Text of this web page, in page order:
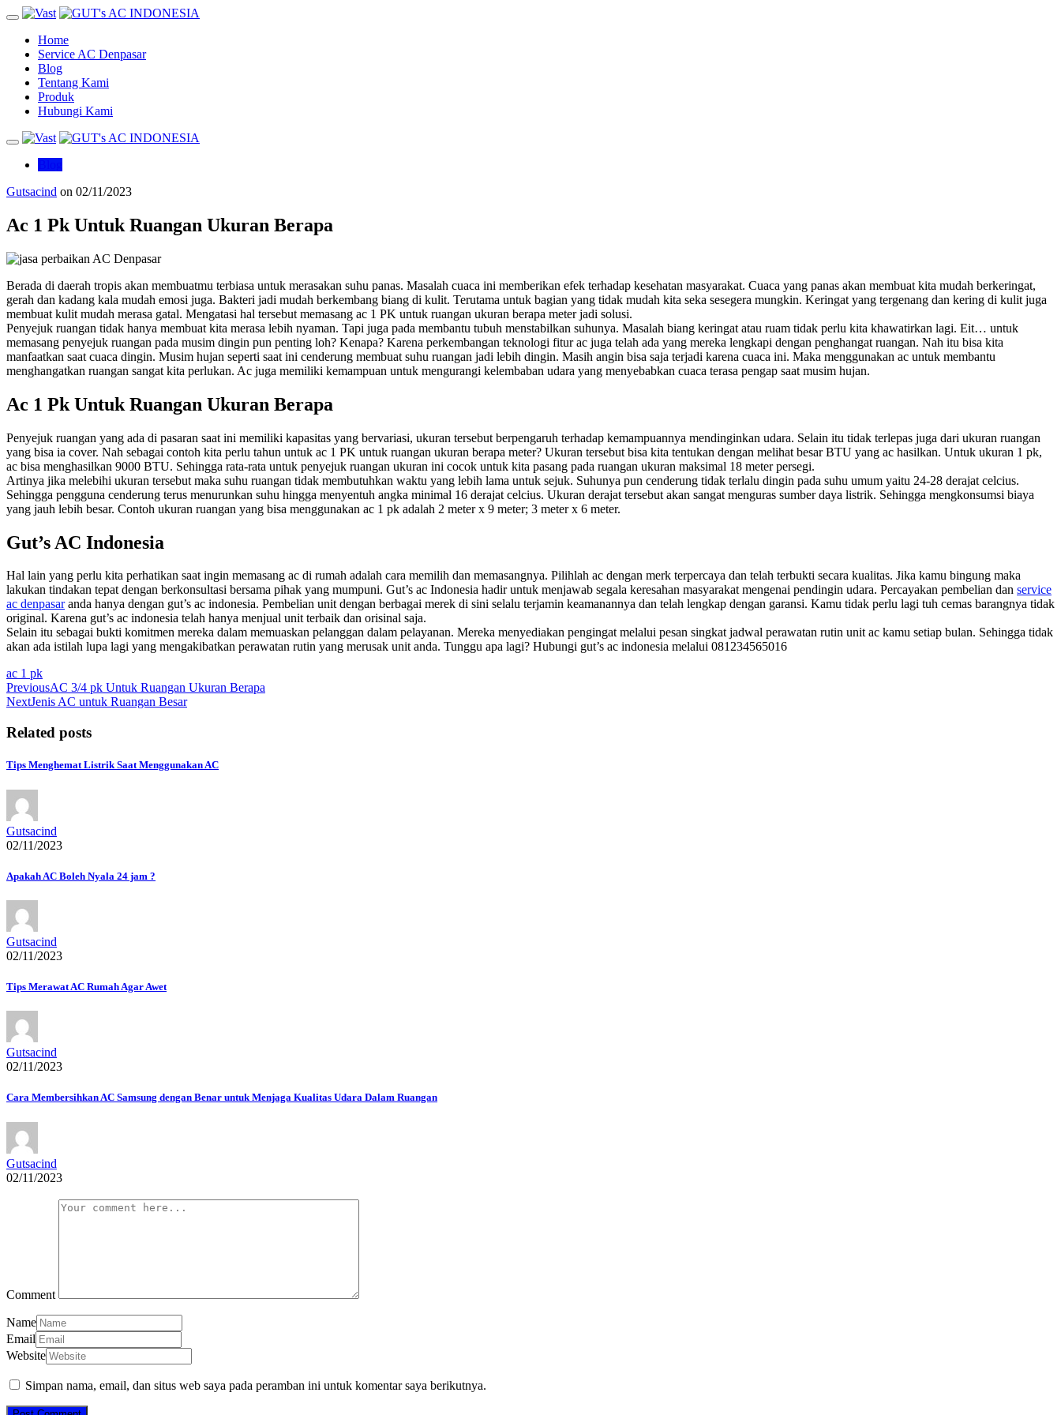
Home
Service AC Denpasar
Blog
Tentang Kami
Produk
Hubungi Kami
Gutsacind on 02/11/2023
Ac 1 Pk Untuk Ruangan Ukuran Berapa
Berada di daerah tropis akan membuatmu terbiasa untuk merasakan suhu panas. Masalah cuaca ini memberikan efek terhadap kesehatan masyarakat. Cuaca yang panas akan membuat kita mudah berkeringat,
gerah dan kadang kala mudah emosi juga. Bakteri jadi mudah berkembang biang di kulit. Terutama untuk bagian yang tidak mudah kita seka sesegera mungkin. Keringat yang tergenang dan kering di kulit juga
membuat kulit mudah merasa gatal. Mengatasi hal tersebut memasang ac 1 PK untuk ruangan ukuran berapa meter jadi solusi.
Penyejuk ruangan tidak hanya membuat kita merasa lebih nyaman. Tapi juga pada membantu tubuh menstabilkan suhunya. Masalah biang keringat atau ruam tidak perlu kita khawatirkan lagi. Eit… untuk
memasang penyejuk ruangan pada musim dingin pun penting loh? Kenapa? Karena perkembangan teknologi fitur ac juga telah ada yang mereka lengkapi dengan penghangat ruangan. Nah itu bisa kita
manfaatkan saat cuaca dingin. Musim hujan seperti saat ini cenderung membuat suhu ruangan jadi lebih dingin. Masih angin bisa saja terjadi karena cuaca ini. Maka menggunakan ac untuk membantu
menghangatkan ruangan sangat kita perlukan. Ac juga memiliki kemampuan untuk mengurangi kelembaban udara yang menyebabkan cuaca terasa pengap saat musim hujan.
Ac 1 Pk Untuk Ruangan Ukuran Berapa
Penyejuk ruangan yang ada di pasaran saat ini memiliki kapasitas yang bervariasi, ukuran tersebut berpengaruh terhadap kemampuannya mendinginkan udara. Selain itu tidak terlepas juga dari ukuran ruangan
yang bisa ia cover. Nah sebagai contoh kita perlu tahun untuk ac 1 PK untuk ruangan ukuran berapa meter? Ukuran tersebut bisa kita tentukan dengan melihat besar BTU yang ac hasilkan. Untuk ukuran 1 pk,
ac bisa menghasilkan 9000 BTU. Sehingga rata-rata untuk penyejuk ruangan ukuran ini cocok untuk kita pasang pada ruangan ukuran maksimal 18 meter persegi.
Artinya jika melebihi ukuran tersebut maka suhu ruangan tidak membutuhkan waktu yang lebih lama untuk sejuk. Suhunya pun cenderung tidak terlalu dingin pada suhu umum yaitu 24-28 derajat celcius.
Sehingga pengguna cenderung terus menurunkan suhu hingga menyentuh angka minimal 16 derajat celcius. Ukuran derajat tersebut akan sangat menguras sumber daya listrik. Sehingga mengkonsumsi biaya
yang jauh lebih besar. Contoh ukuran ruangan yang bisa menggunakan ac 1 pk adalah 2 meter x 9 meter; 3 meter x 6 meter.
Gut’s AC Indonesia
Hal lain yang perlu kita perhatikan saat ingin memasang ac di rumah adalah cara memilih dan memasangnya. Pilihlah ac dengan merk terpercaya dan telah terbukti secara kualitas. Jika kamu bingung maka
lakukan tindakan tepat dengan berkonsultasi bersama pihak yang mumpuni. Gut’s ac Indonesia hadir untuk menjawab segala keresahan masyarakat mengenai pendingin udara. Percayakan pembelian dan service
ac denpasaranda hanya dengan gut’s ac indonesia. Pembelian unit dengan berbagai merek di sini selalu terjamin keamanannya dan telah lengkap dengan garansi. Kamu tidak perlu lagi tuh cemas barangnya tidak
original. Karena gut’s ac indonesia telah hanya menjual unit terbaik dan orisinal saja.
Selain itu sebagai bukti komitmen mereka dalam memuaskan pelanggan dalam pelayanan. Mereka menyediakan pengingat melalui pesan singkat jadwal perawatan rutin unit ac kamu setiap bulan. Sehingga tidak
akan ada istilah lupa lagi yang mengakibatkan perawatan rutin yang merusak unit anda. Tunggu apa lagi? Hubungi gut’s ac indonesia melalui 081234565016
ac 1 pk
Navigasi
pos
PreviousAC 3/4 pk Untuk Ruangan Ukuran Berapa
NextJenis AC untuk Ruangan Besar
Related posts
Tips Menghemat Listrik Saat Menggunakan AC
Gutsacind
02/11/2023
Apakah AC Boleh Nyala 24 jam ?
Gutsacind
02/11/2023
Tips Merawat AC Rumah Agar Awet
Gutsacind
02/11/2023
Cara Membersihkan AC Samsung dengan Benar untuk Menjaga Kualitas Udara Dalam Ruangan
Gutsacind
02/11/2023
Comment
Name
Email
Website
Simpan nama, email, dan situs web saya pada peramban ini untuk komentar saya berikutnya.